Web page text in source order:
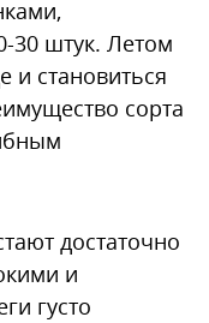
30 штук. Летом
и становиться
сорта
достаточно
и
густо